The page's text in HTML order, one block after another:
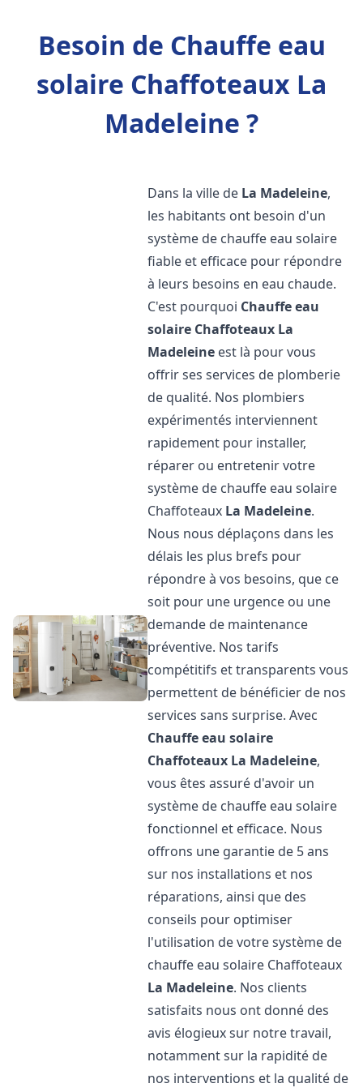
Besoin de Chauffe eau
solaire Chaffoteaux La
Madeleine ?
Dans la ville de La Madeleine,
les habitants ont besoin d'un
système de chauffe eau solaire
fiable et efficace pour répondre
à leurs besoins en eau chaude.
C'est pourquoi Chauffe eau
solaire Chaffoteaux La
Madeleine est là pour vous
offrir ses services de plomberie
de qualité. Nos plombiers
expérimentés interviennent
rapidement pour installer,
réparer ou entretenir votre
système de chauffe eau solaire
Chaffoteaux La Madeleine.
Nous nous déplaçons dans les
délais les plus brefs pour
répondre à vos besoins, que ce
soit pour une urgence ou une
demande de maintenance
préventive. Nos tarifs
compétitifs et transparents vous
permettent de bénéficier de nos
services sans surprise. Avec
Chauffe eau solaire
Chaffoteaux La Madeleine,
vous êtes assuré d'avoir un
système de chauffe eau solaire
fonctionnel et efficace. Nous
offrons une garantie de 5 ans
sur nos installations et nos
réparations, ainsi que des
conseils pour optimiser
l'utilisation de votre système de
chauffe eau solaire Chaffoteaux
La Madeleine. Nos clients
satisfaits nous ont donné des
avis élogieux sur notre travail,
notamment sur la rapidité de
nos interventions et la qualité de